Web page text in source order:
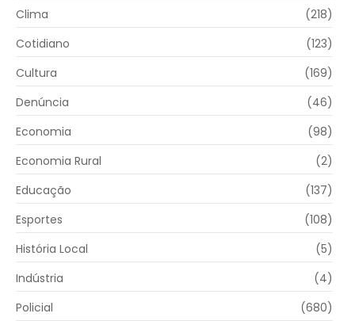
Clima
(218)
Cotidiano
(123)
Cultura
(169)
Denúncia
(46)
Economia
(98)
Economia Rural
(2)
Educação
(137)
Esportes
(108)
História Local
(5)
Indústria
(4)
Policial
(680)